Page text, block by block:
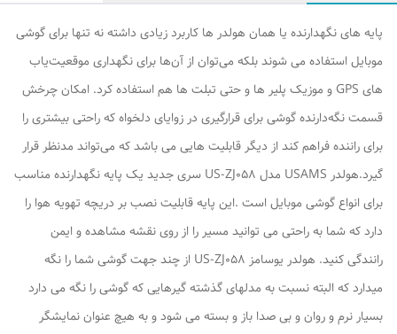
پایه های نگهدارنده یا همان هولدر ها کاربرد زیادی داشته نه‌ تنها برای گوشی
موبایل استفاده می شوند بلکه می‌توان از آن‌ها برای نگهداری موقعیت‌یاب
های GPS و موزیک پلیر ها و حتی تبلت ها هم استفاده کرد. امکان چرخش
قسمت نگه‌دارنده گوشی برای قرارگیری در زوایای دلخواه که راحتی بیشتری را
برای راننده فراهم کند از دیگر قابلیت هایی می باشد که می‌تواند مدنظر قرار
گیرد.هولدر USAMS مدل US-ZJ058 سری جدید یک پایه نگهدارنده مناسب
برای انواع گوشی موبایل است .این پایه قابلیت نصب بر دریچه تهویه هوا را
دارد که شما به راحتی می توانید مسیر را از روی نقشه مشاهده و ایمن
رانندگی کنید. هولدر یوسامز US-ZJ058 از چند جهت گوشی شما را نگه
میدارد که البته نسبت به مدلهای گذشته گیرهایی که گوشی را نگه می دارد
بسیار نرم و روان و بی صدا باز و بسته می شود و به هیچ عنوان نمایشگر